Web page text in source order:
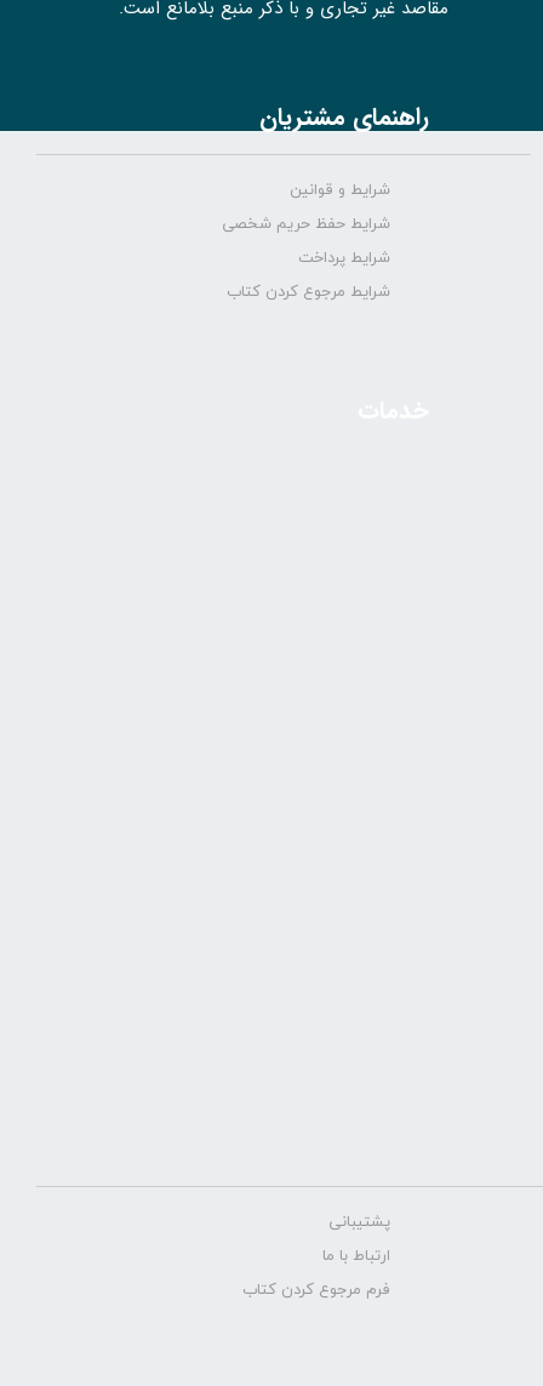
مقاصد غیر تجاری و با ذکر منبع بلامانع است.
راهنمای مشتریان
شرایط و قوانین
شرایط حفظ حریم شخصی
شرایط پرداخت
شرایط مرجوع کردن کتاب
پشتیبانی
ارتباط با ما
فرم مرجوع کردن کتاب